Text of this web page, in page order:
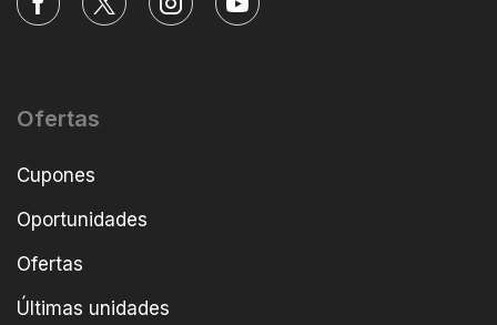
Ofertas
Cupones
Oportunidades
Ofertas
Últimas unidades